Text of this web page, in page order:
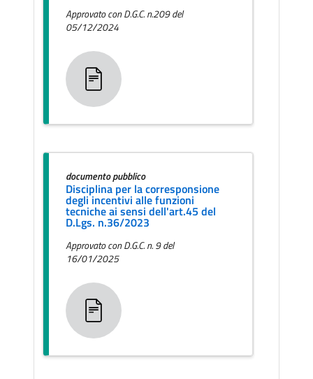
Approvato con D.G.C. n.209 del
05/12/2024
documento pubblico
Disciplina per la corresponsione
degli incentivi alle funzioni
tecniche ai sensi dell'art.45 del
D.Lgs. n.36/2023
Approvato con D.G.C. n. 9 del
16/01/2025